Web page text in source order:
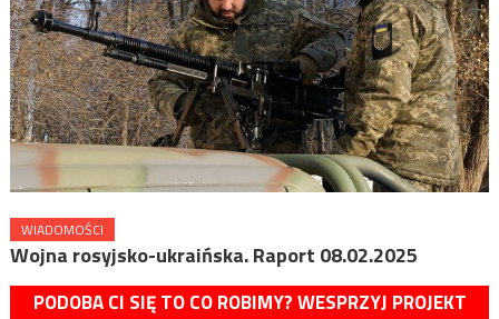
WIADOMOŚCI
Wojna rosyjsko-ukraińska. Raport 08.02.2025
PODOBA CI SIĘ TO CO ROBIMY? WESPRZYJ PROJEKT